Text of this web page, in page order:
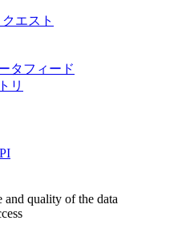
エスト
タフィード
リ
and quality of the data